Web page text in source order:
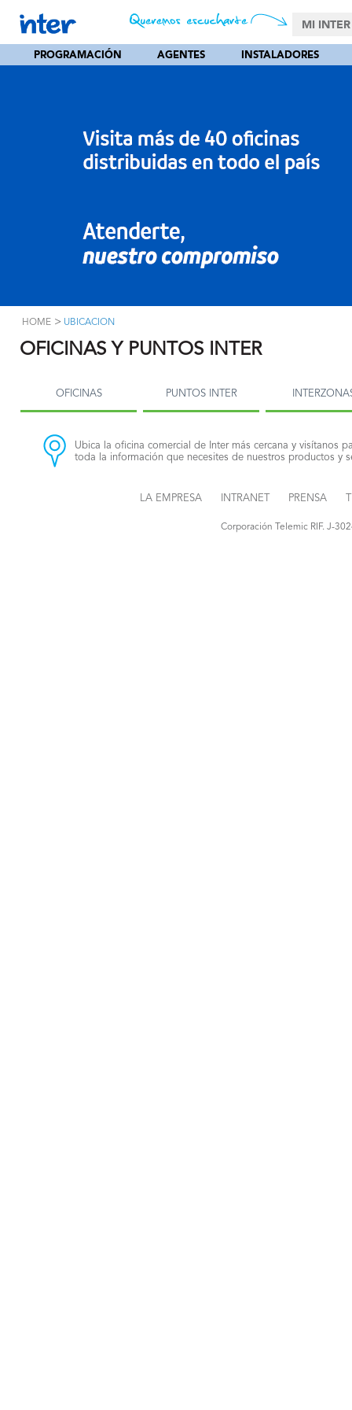
MI INTER
PROGRAMACIÓN AGENTES INSTALADORES
HOME > UBICACION
OFICINAS Y PUNTOS INTER
OFICINAS PUNTOS INTER
Ubica la oficina comercial de Inter más cercana y visítanos
toda la información que necesites de nuestros productos y
LA EMPRESA INTRANET PRENSA
Corporación Telemic RIF. J-